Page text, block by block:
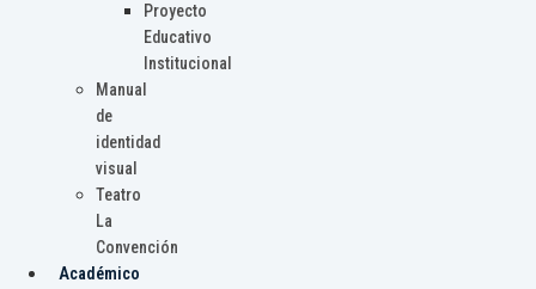
Proyecto
Educativo
Institucional
Manual
de
identidad
visual
Teatro
La
Convención
Académico